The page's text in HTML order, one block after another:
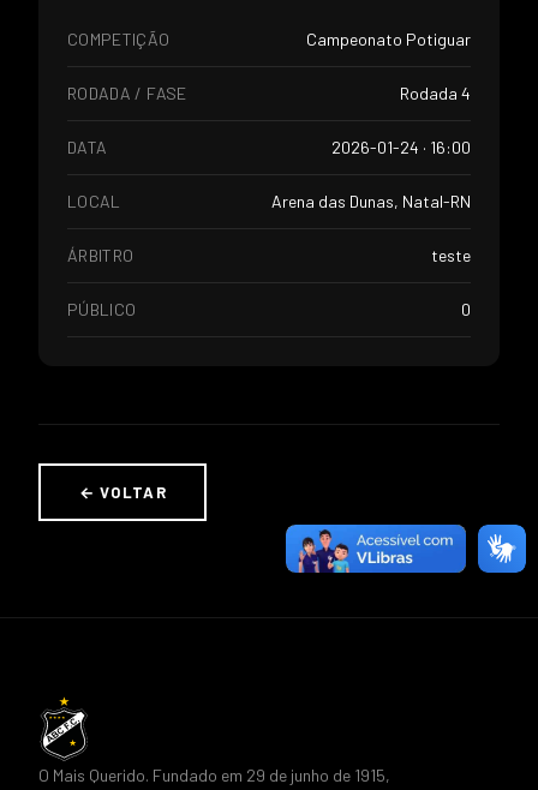
COMPETIÇÃO Campeonato Potiguar
RODADA / FASE Rodada 4
DATA 2026-01-24 · 16:00
LOCAL Arena das Dunas, Natal-RN
ÁRBITRO teste
PÚBLICO 0
← VOLTAR
O Mais Querido. Fundado em 29 de junho de 1915,